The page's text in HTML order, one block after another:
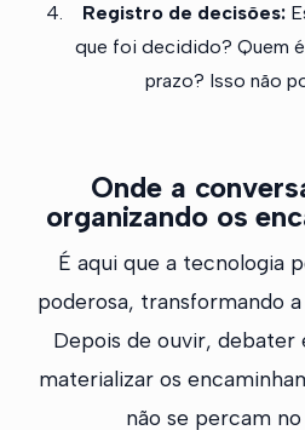
Registro de decisões:
que foi decidido? Quem
prazo? Isso não
Onde a
organizando os
É aqui que a tecnologia
poderosa, transformando
Depois de ouvir, debater
materializar os
não se percam